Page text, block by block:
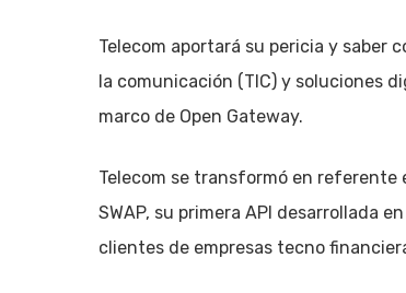
Telecom aportará su pericia y saber
la comunicación (TIC) y soluciones
marco de Open Gateway.
Telecom se transformó en referente
SWAP, su primera API desarrollada
clientes de empresas tecno